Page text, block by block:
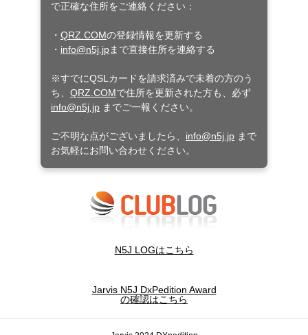
で正確な住所をご連絡ください：
・ QRZ.COMの登録情報を更新する
・ info@n5j.jpまで直接住所を連絡する
※すでにQSLカードを請求済みで未着の方のう
ち、 QRZ.COMで住所を更新された方も、必ず
info@n5j.jp までご一報ください。
ご不明な点がございましたら、 info@n5j.jp まで
お気軽にお問い合わせください。
N5J LOGはこちら
Jarvis N5J DxPedition Award
の確認はこちら